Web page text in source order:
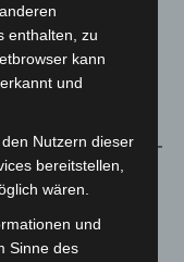
enthalten, zu
kann
und
Nutzern dieser
bereitstellen,
wären.
und
Sinne des